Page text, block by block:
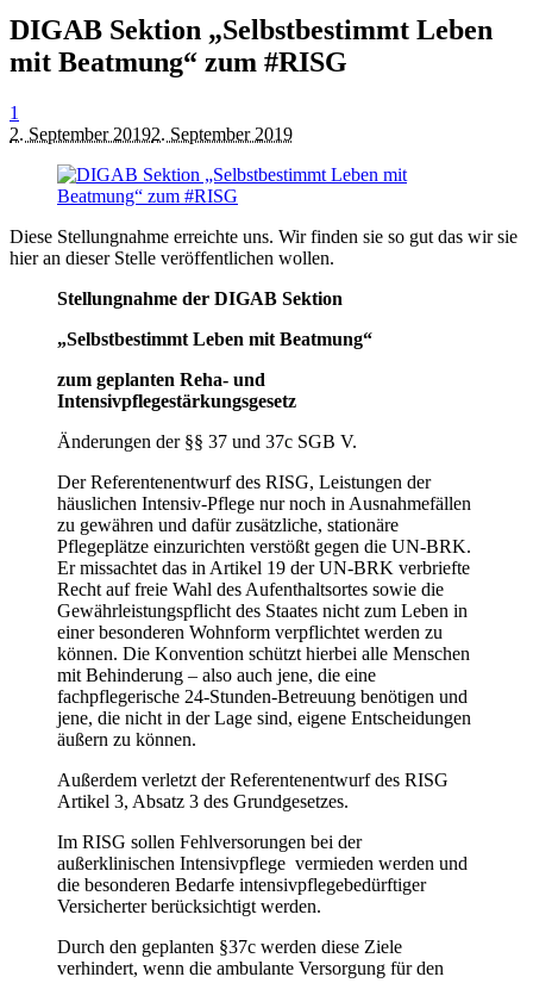
DIGAB Sektion „Selbstbestimmt Leben
mit Beatmung“ zum #RISG
1
2. September 20192. September 2019
Diese Stellungnahme erreichte uns. Wir finden sie so gut das wir sie
hier an dieser Stelle veröffentlichen wollen.
Stellungnahme der DIGAB Sektion
„Selbstbestimmt Leben mit Beatmung“
zum geplanten Reha- und
Intensivpflegestärkungsgesetz
Änderungen der §§ 37 und 37c SGB V.
Der Referentenentwurf des RISG, Leistungen der
häuslichen Intensiv-Pflege nur noch in Ausnahmefällen
zu gewähren und dafür zusätzliche, stationäre
Pflegeplätze einzurichten verstößt gegen die UN-BRK.
Er missachtet das in Artikel 19 der UN-BRK verbriefte
Recht auf freie Wahl des Aufenthaltsortes sowie die
Gewährleistungspflicht des Staates nicht zum Leben in
einer besonderen Wohnform verpflichtet werden zu
können. Die Konvention schützt hierbei alle Menschen
mit Behinderung – also auch jene, die eine
fachpflegerische 24-Stunden-Betreuung benötigen und
jene, die nicht in der Lage sind, eigene Entscheidungen
äußern zu können.
Außerdem verletzt der Referentenentwurf des RISG
Artikel 3, Absatz 3 des Grundgesetzes.
Im RISG sollen Fehlversorungen bei der
außerklinischen Intensivpflege vermieden werden und
die besonderen Bedarfe intensivpflegebedürftiger
Versicherter berücksichtigt werden.
Durch den geplanten §37c werden diese Ziele
verhindert, wenn die ambulante Versorgung für den